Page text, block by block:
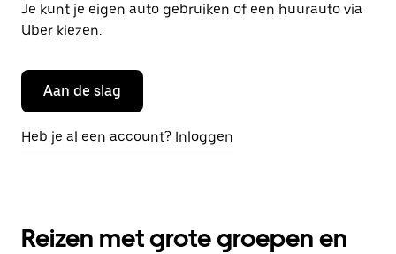
Je kunt je eigen auto gebruiken of een huurauto via
Uber kiezen.
Aan de slag
Heb je al een account? Inloggen
Reizen met grote groepen en